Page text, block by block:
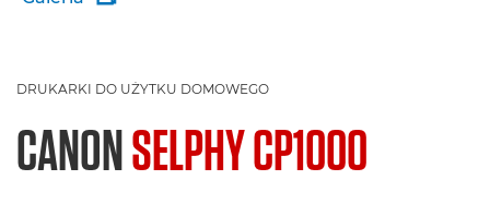
DRUKARKI DO UŻYTKU DOMOWEGO
CANONSELPHY CP1000